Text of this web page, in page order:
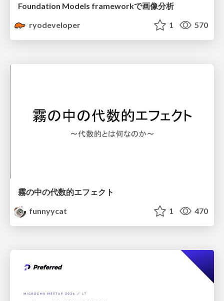
Foundation Models frameworkで画像分析
ryodeveloper
1 570
霧の中の代数的エフェクト
funnyycat
1 470